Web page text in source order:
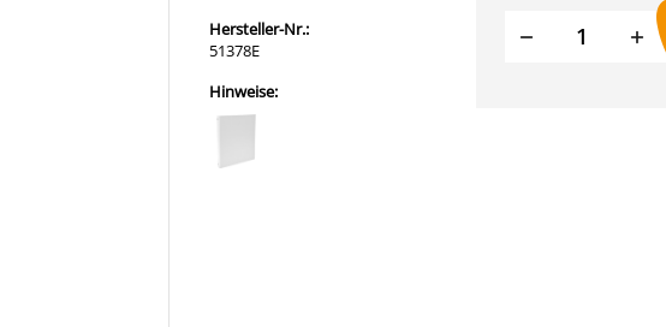
Hersteller-Nr.:
51378E
Hinweise:
Produkt